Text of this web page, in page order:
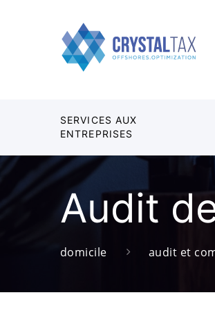
SERVICES AUX
ENTREPRISES
Audit
domicile audit et